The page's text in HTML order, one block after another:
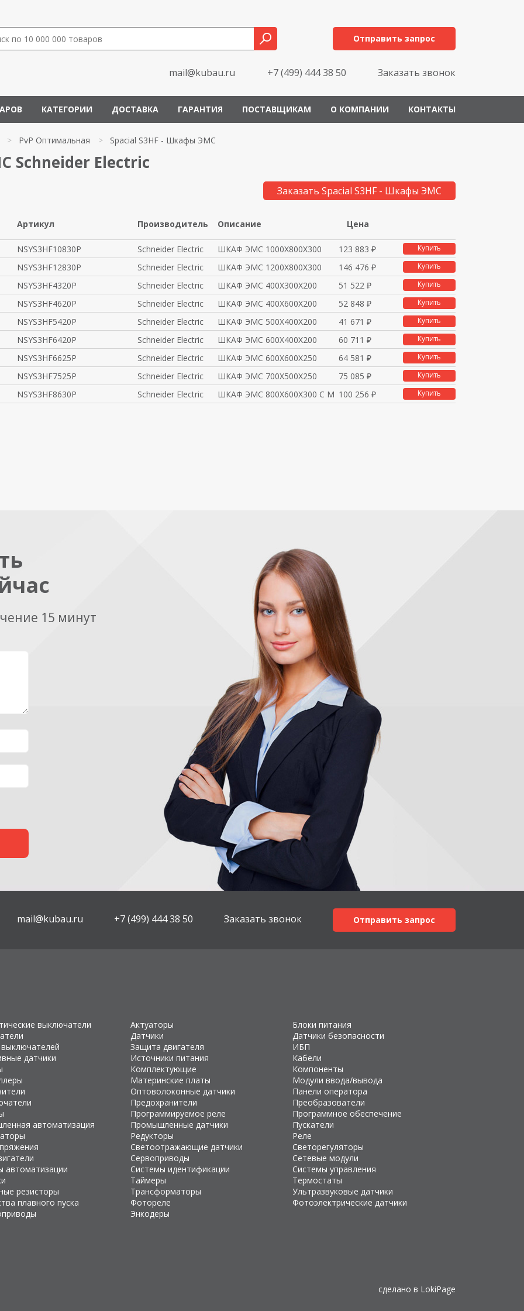
Отправить запрос
mail@kubau.ru +7 (499) 444 38 50 Заказать звонок
КАТЕГОРИИ ДОСТАВКА ГАРАНТИЯ ПОСТАВЩИКАМ О КОМПАНИИ КОНТАКТЫ
> PvP Оптимальная > Spacial S3HF - Шкафы ЭМС
Schneider Electric
Заказать Spacial S3HF - Шкафы ЭМС
Артикул Производитель Описание Цена
NSYS3HF10830P Schneider Electric ШКАФ ЭМС 1000Х800Х300 123 883 ₽ Купить
NSYS3HF12830P Schneider Electric ШКАФ ЭМС 1200Х800Х300 146 476 ₽ Купить
NSYS3HF4320P Schneider Electric ШКАФ ЭМС 400Х300Х200 51 522 ₽ Купить
NSYS3HF4620P Schneider Electric ШКАФ ЭМС 400Х600Х200 52 848 ₽ Купить
NSYS3HF5420P Schneider Electric ШКАФ ЭМС 500Х400Х200 41 671 ₽ Купить
NSYS3HF6420P Schneider Electric ШКАФ ЭМС 600Х400Х200 60 711 ₽ Купить
NSYS3HF6625P Schneider Electric ШКАФ ЭМС 600Х600Х250 64 581 ₽ Купить
NSYS3HF7525P Schneider Electric ШКАФ ЭМС 700Х500Х250 75 085 ₽ Купить
NSYS3HF8630P Schneider Electric ШКАФ ЭМС 800Х600Х300 С МП100 256 ₽ Купить
15 минут
mail@kubau.ru +7 (499) 444 38 50 Заказать звонок Отправить запрос
выключатели Актуаторы
Блоки питания
Датчики
Датчики безопасности
Защита двигателя
ИБП
датчики Источники питания
Кабели
Комплектующие
Компоненты
Материнские платы
Модули ввода/вывода
Оптоволоконные датчики
Панели оператора
Предохранители
Преобразователи
Программируемое реле
Программное обеспечение
автоматизация Промышленные датчики
Пускатели
Редукторы
Реле
Светоотражающие датчики
Светорегуляторы
Сервоприводы
Сетевые модули
автоматизации Системы идентификации
Системы управления
Таймеры
Термостаты
резисторы Трансформаторы
Ультразвуковые датчики
плавного пуска Фотореле
Фотоэлектрические датчики
Энкодеры
сделано в LokiPage